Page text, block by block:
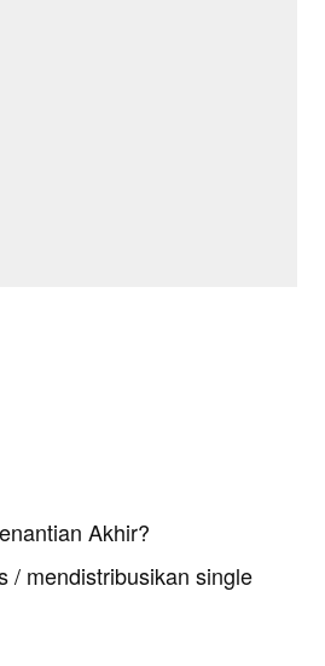
Akhir?
/ mendistribusikan single